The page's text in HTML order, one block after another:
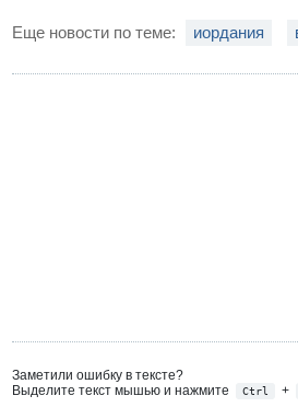
Еще новости по теме: иордания
Заметили ошибку в тексте?
Выделите текст мышью и нажмите
Ctrl +